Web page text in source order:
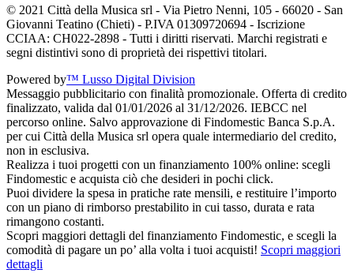
© 2021 Città della Musica srl - Via Pietro Nenni, 105 - 66020 - San
Giovanni Teatino (Chieti) - P.IVA 01309720694 - Iscrizione
CCIAA: CH022-2898 - Tutti i diritti riservati. Marchi registrati e
segni distintivi sono di proprietà dei rispettivi titolari.
Powered by™ Lusso Digital Division
Messaggio pubblicitario con finalità promozionale. Offerta di credito
finalizzato, valida dal 01/01/2026 al 31/12/2026. IEBCC nel
percorso online. Salvo approvazione di Findomestic Banca S.p.A.
per cui Città della Musica srl opera quale intermediario del credito,
non in esclusiva.
Realizza i tuoi progetti con un finanziamento 100% online: scegli
Findomestic e acquista ciò che desideri in pochi click.
Puoi dividere la spesa in pratiche rate mensili, e restituire l’importo
con un piano di rimborso prestabilito in cui tasso, durata e rata
rimangono costanti.
Scopri maggiori dettagli del finanziamento Findomestic, e scegli la
comodità di pagare un po’ alla volta i tuoi acquisti! Scopri maggiori
dettagli